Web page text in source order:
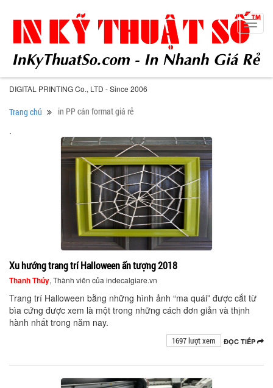
DIGITAL PRINTING Co., LTD - Since 2006
Trang chủ in PP cán format giá rẻ
.
Xu hướng trang trí Halloween ấn tượng 2018
Thanh Thúy, Thành viên của indecalgiare.vn
Trang trí Halloween bằng những hình ảnh “ma quái” được cắt từ
bìa cứng được xem là một trong những cách đơn giản và thịnh
hành nhất trong năm nay.
ĐỌC TIẾP
1697 lượt xem